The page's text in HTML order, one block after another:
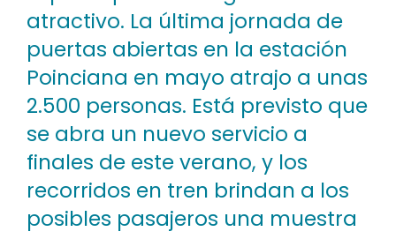
atractivo. La última jornada de
puertas abiertas en la estación
Poinciana en mayo atrajo a unas
2.500 personas. Está previsto que
se abra un nuevo servicio a
finales de este verano, y los
recorridos en tren brindan a los
posibles pasajeros una muestra